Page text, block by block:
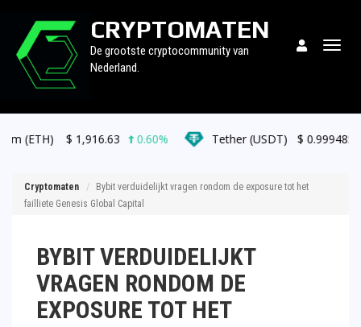
CRYPTOMATEN
De grootste cryptocommunity van
Nederland.
1,916.63 0.60% Tether (USDT) $0.999485 0.00%
Cryptomaten
Bybit verduidelijkt vragen rondom de exposure tot het
failliete Genesis Global Capital
BYBIT VERDUIDELIJKT
VRAGEN RONDOM DE
EXPOSURE TOT HET